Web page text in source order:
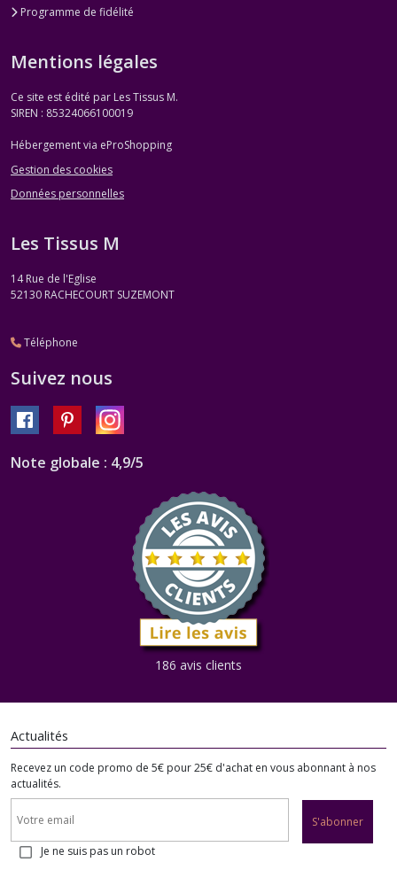
Programme de fidélité
Mentions légales
Ce site est édité par Les Tissus M.
SIREN : 85324066100019
Hébergement via eProShopping
Gestion des cookies
Données personnelles
Les Tissus M
14 Rue de l'Eglise
52130 RACHECOURT SUZEMONT
Téléphone
Suivez nous
Note globale : 4,9/5
186 avis clients
Actualités
Recevez un code promo de 5€ pour 25€ d'achat en vous abonnant à nos
actualités.
S'abonner
Je ne suis pas un robot